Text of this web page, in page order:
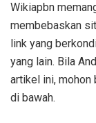
Wikiapbn
membebaskan
link yang
yang lain. Bila
artikel ini,
di bawah.